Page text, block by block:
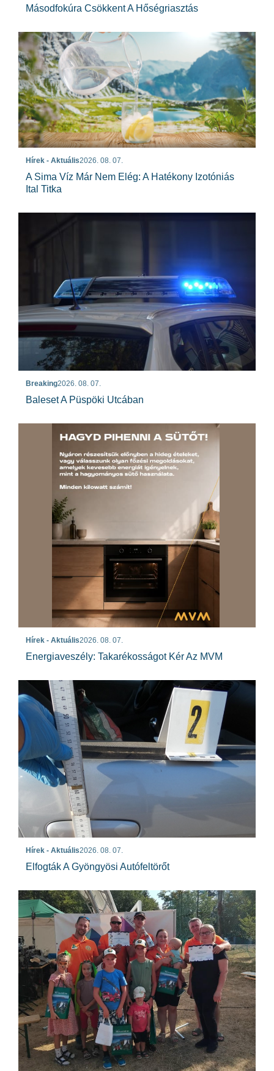
Másodfokúra Csökkent A Hőségriasztás
Hírek - Aktuális2026. 08. 07.
A Sima Víz Már Nem Elég: A Hatékony Izotóniás
Ital Titka
Breaking2026. 08. 07.
Baleset A Püspöki Utcában
Hírek - Aktuális2026. 08. 07.
Energiaveszély: Takarékosságot Kér Az MVM
Hírek - Aktuális2026. 08. 07.
Elfogták A Gyöngyösi Autófeltörőt